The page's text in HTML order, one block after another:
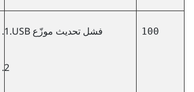
100 فشل تحديث موزّع USB.